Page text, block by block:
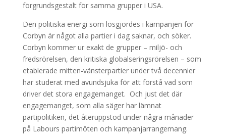
förgrundsgestalt för samma grupper i USA.
Den politiska energi som lösgjordes i kampanjen för
Corbyn är något alla partier i dag saknar, och söker.
Corbyn kommer ur exakt de grupper – miljö- och
fredsrörelsen, den kritiska globalseringsrörelsen – som
etablerade mitten-vänsterpartier under två decennier
har studerat med avundsjuka för att förstå vad som
driver det stora engagemanget. Och just det där
engagemanget, som alla säger har lämnat
partipolitiken, det återuppstod under några månader
på Labours partimöten och kampanjarrangemang.